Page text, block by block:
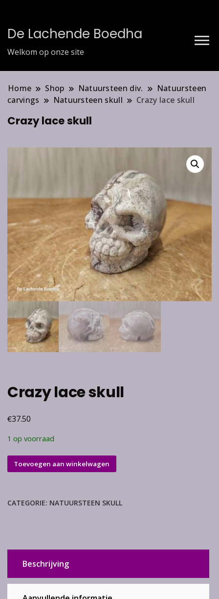
De Lachende Boedha
Welkom op onze site
Home Shop Natuursteen div.
Natuursteen
carvings
Natuursteen skull Crazy lace skull
Crazy lace skull
Crazy lace skull
€37.50
1 op voorraad
Crazy
lace
Toevoegen aan winkelwagen
CATEGORIE: NATUURSTEEN SKULL
Beschrijving